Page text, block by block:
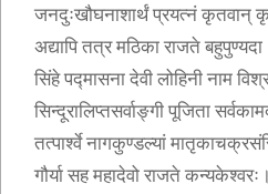
जनदुःखौघनाशार्थं प्रयत्नं
अद्यापि तत्र मठिका राजते
सिंहे पद्मासना देवी लोहिनी नाम
सिन्दूरालिप्तसर्वाङ्गी पूजिता
तत्पार्श्वे नागकुण्डल्यां
गौर्या सह महादेवो राजते